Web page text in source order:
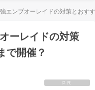
エンブオーレイドの対策とおす
ーレイドの対策
で開催？
PR